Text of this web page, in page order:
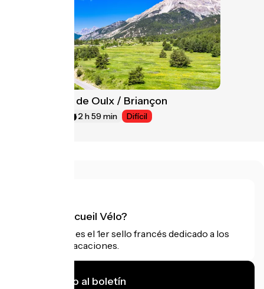
Variante de Oulx / Briançon
2 h 59 min Difícil
¿Qué es Accueil Vélo?
Accueil Vélo es el 1er sello francés dedicado a los
ciclistas de vacaciones.
Me suscribo al boletín